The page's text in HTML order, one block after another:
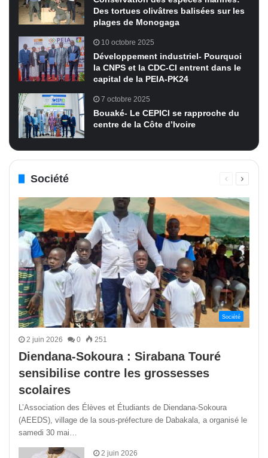
Des tortues olivâtres balisées sur les
plages de Monogaga
10 octobre 2025
Développement industriel- Pourquoi
la CNPS et la CDC-CI entrent dans le
capital de la PEIA-PK24
7 octobre 2025
Bouaké- Le CEPICI se rapproche du
centre de la Côte d’Ivoire
Société
PagePage
Société
2 juin 2026 0 251
Diendana-Sokoura : Sirabana Touré
sensibilise contre les grossesses
scolaires
L’Association des Élèves et Étudiants de Diendana-Sokoura
(AEEDS), village de la sous-préfecture de Dabakala, a organisé le
samedi 30 mai…
2 juin 2026